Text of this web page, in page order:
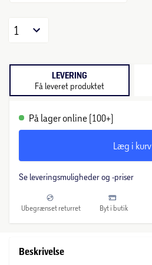
1
LEVERING
Få leveret produktet
På lager online (100+)
Læg i kurv
Se leveringsmuligheder og -priser
Ubegrænset returret Byt i butik
Beskrivelse